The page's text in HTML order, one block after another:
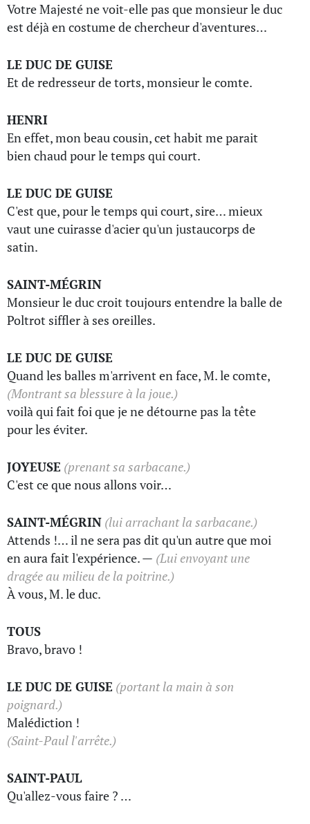
Votre Majesté ne voit-elle pas que monsieur le duc
est déjà en costume de chercheur d'aventures…
LE DUC DE GUISE
Et de redresseur de torts, monsieur le comte.
HENRI
En effet, mon beau cousin, cet habit me parait
bien chaud pour le temps qui court.
LE DUC DE GUISE
C'est que, pour le temps qui court, sire… mieux
vaut une cuirasse d'acier qu'un justaucorps de
satin.
SAINT-MÉGRIN
Monsieur le duc croit toujours entendre la balle de
Poltrot siffler à ses oreilles.
LE DUC DE GUISE
Quand les balles m'arrivent en face, M. le comte,
(Montrant sa blessure à la joue.)
voilà qui fait foi que je ne détourne pas la tête
pour les éviter.
JOYEUSE (prenant sa sarbacane.)
C'est ce que nous allons voir…
SAINT-MÉGRIN (lui arrachant la sarbacane.)
Attends !… il ne sera pas dit qu'un autre que moi
en aura fait l'expérience. — (Lui envoyant une
dragée au milieu de la poitrine.)
À vous, M. le duc.
TOUS
Bravo, bravo !
LE DUC DE GUISE (portant la main à son
poignard.)
Malédiction !
(Saint-Paul l'arrête.)
SAINT-PAUL
Qu'allez-vous faire ? …